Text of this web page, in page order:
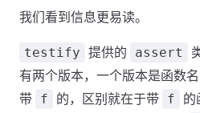
我们看到信息更易读。
testify 提供的 assert
有两个版本，一个版本是函数
带 f 的，区别就在于带 f
的